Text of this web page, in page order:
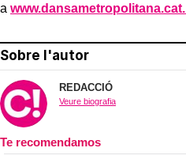
a www.dansametropolitana.cat.
Sobre l'autor
REDACCIÓ
Veure biografia